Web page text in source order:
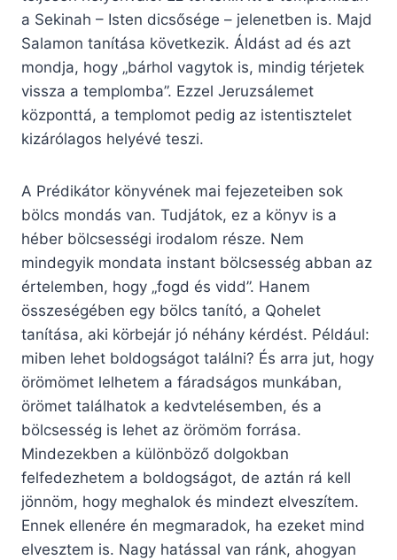
a Sekinah – Isten dicsősége – jelenetben is. Majd
Salamon tanítása következik. Áldást ad és azt
mondja, hogy „bárhol vagytok is, mindig térjetek
vissza a templomba”. Ezzel Jeruzsálemet
központtá, a templomot pedig az istentisztelet
kizárólagos helyévé teszi.
A Prédikátor könyvének mai fejezeteiben sok
bölcs mondás van. Tudjátok, ez a könyv is a
héber bölcsességi irodalom része. Nem
mindegyik mondata instant bölcsesség abban az
értelemben, hogy „fogd és vidd”. Hanem
összeségében egy bölcs tanító, a Qohelet
tanítása, aki körbejár jó néhány kérdést. Például:
miben lehet boldogságot találni? És arra jut, hogy
örömömet lelhetem a fáradságos munkában,
örömet találhatok a kedvtelésemben, és a
bölcsesség is lehet az örömöm forrása.
Mindezekben a különböző dolgokban
felfedezhetem a boldogságot, de aztán rá kell
jönnöm, hogy meghalok és mindezt elveszítem.
Ennek ellenére én megmaradok, ha ezeket mind
elvesztem is. Nagy hatással van ránk, ahogyan